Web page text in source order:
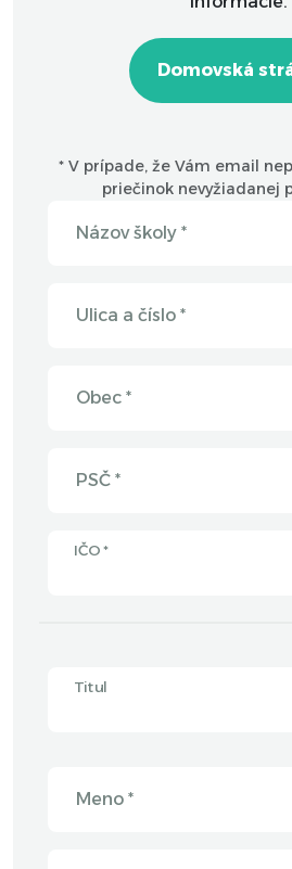
Domovská
* V prípade, že Vám email
priečinok nevyžiadanej
Názov školy *
Ulica a číslo *
Obec *
PSČ *
IČO *
Titul
Meno *